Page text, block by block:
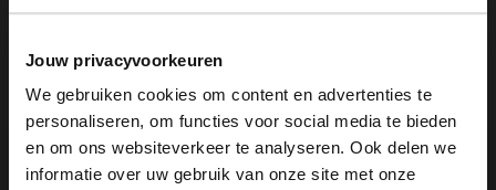
Jouw privacyvoorkeuren
We gebruiken cookies om content en advertenties te
personaliseren, om functies voor social media te bieden
en om ons websiteverkeer te analyseren. Ook delen we
informatie over uw gebruik van onze site met onze
grove hak van 3 cm. De loafers hebben
stiksel details en een leren detail over de
voorvoet lopen. We adviseren als
×
View this website in English?